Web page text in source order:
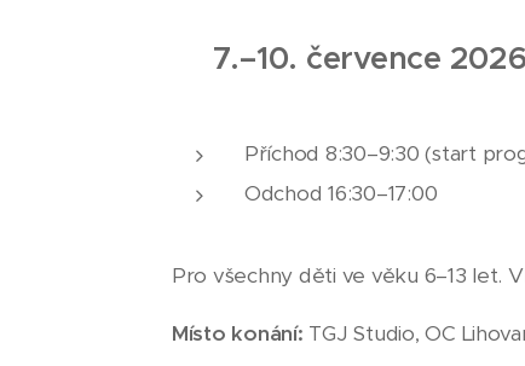
7.–10. července
Příchod 8:30–9:30 (start
Odchod 16:30–17:00
Pro všechny děti ve věku 6–13 let.
Místo konání: TGJ Studio, OC